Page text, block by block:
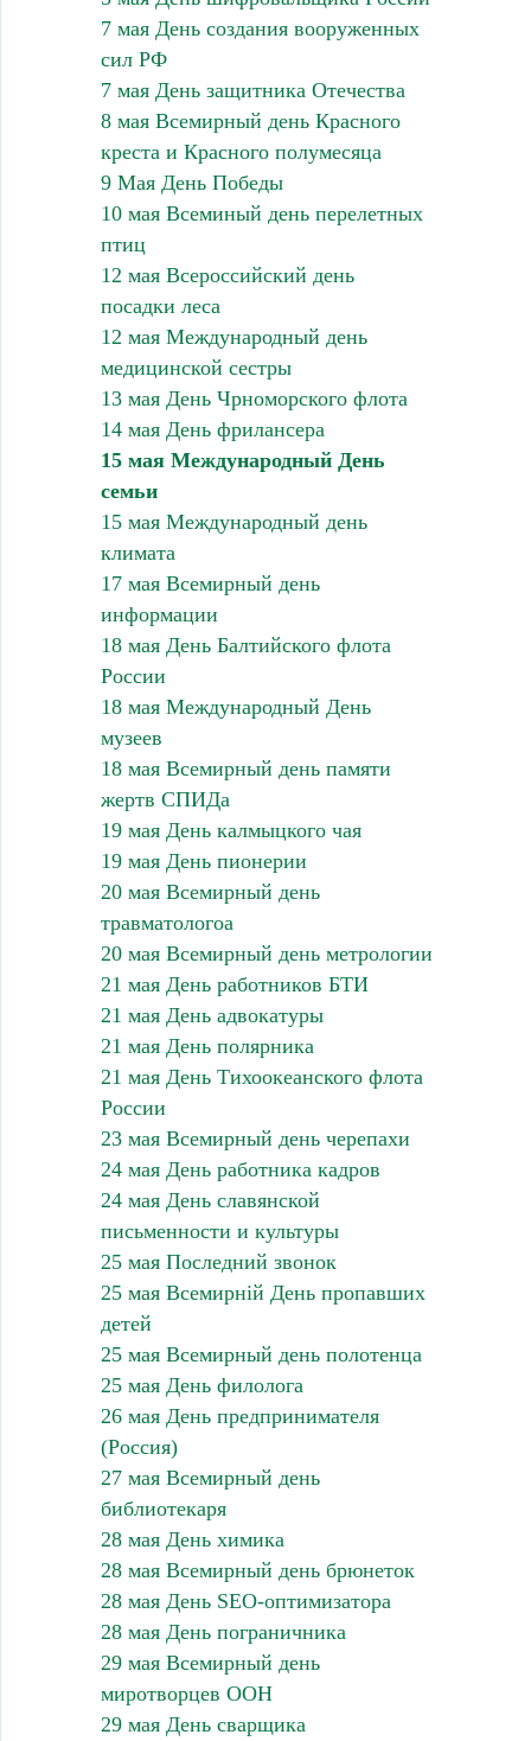
7 мая День создания вооруженных
сил РФ
7 мая День защитника Отечества
8 мая Всемирный день Красного
креста и Красного полумесяца
9 Мая День Победы
10 мая Всеминый день перелетных
птиц
12 мая Всероссийский день
посадки леса
12 мая Международный день
медицинской сестры
13 мая День Чрноморского флота
14 мая День фрилансера
15 мая Международный День
семьи
15 мая Международный день
климата
17 мая Всемирный день
информации
18 мая День Балтийского флота
России
18 мая Международный День
музеев
18 мая Всемирный день памяти
жертв СПИДа
19 мая День калмыцкого чая
19 мая День пионерии
20 мая Всемирный день
травматологоа
20 мая Всемирный день метрологии
21 мая День работников БТИ
21 мая День адвокатуры
21 мая День полярника
21 мая День Тихоокеанского флота
России
23 мая Всемирный день черепахи
24 мая День работника кадров
24 мая День славянской
письменности и культуры
25 мая Последний звонок
25 мая Всемирній День пропавших
детей
25 мая Всемирный день полотенца
25 мая День филолога
26 мая День предпринимателя
(Россия)
27 мая Всемирный день
библиотекаря
28 мая День химика
28 мая Всемирный день брюнеток
28 мая День SEO-оптимизатора
28 мая День пограничника
29 мая Всемирный день
миротворцев ООН
29 мая День сварщика